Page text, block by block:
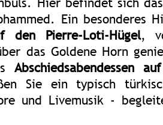
Ein besonderes
den Pierre-Loti-Hügel,
das Goldene Horn
Abschiedsabendessen
Sie ein typisch
und Livemusik -